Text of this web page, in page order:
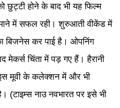
छुट्टी होने के बाद भी यह फिल्म
में सफल रही। शुरुआती वीकेंड में
बिजनेस कर पाई है। ओपनिंग
मेकर्स चिंता में पड़ गए हैं। हैरानी
मूवी के कलेक्शन में और भी
(टाइम्स नाउ नवभारत पर इसे भी